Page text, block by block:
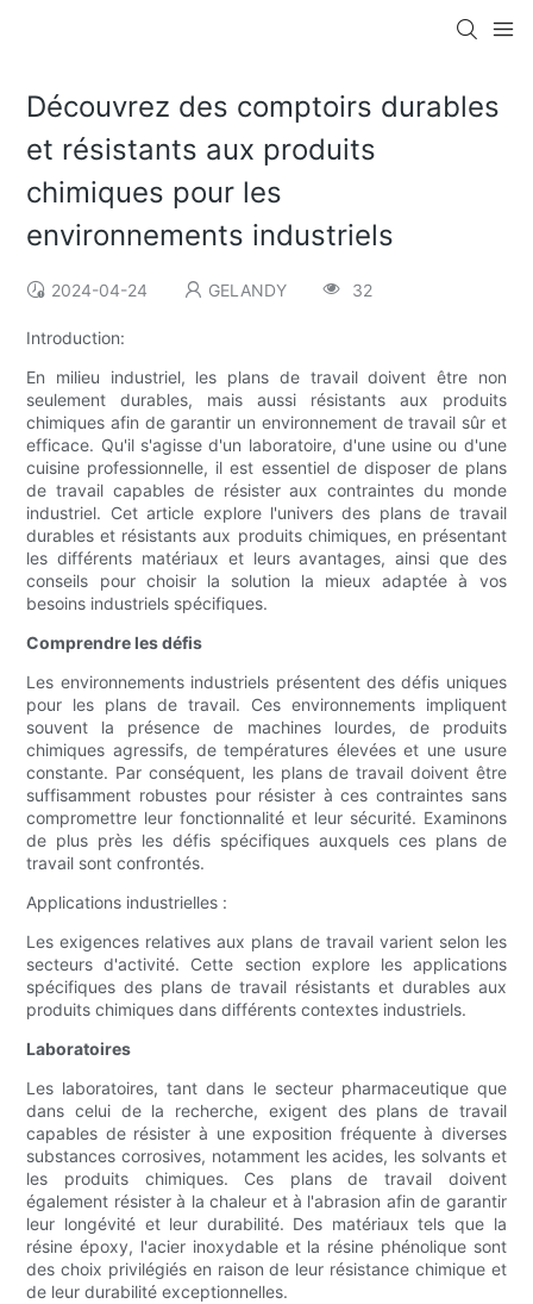
Découvrez des comptoirs durables
et résistants aux produits
chimiques pour les
environnements industriels
2024-04-24 GELANDY 32
Introduction:
En milieu industriel, les plans de travail doivent être non
seulement durables, mais aussi résistants aux produits
chimiques afin de garantir un environnement de travail sûr et
efficace. Qu'il s'agisse d'un laboratoire, d'une usine ou d'une
cuisine professionnelle, il est essentiel de disposer de plans
de travail capables de résister aux contraintes du monde
industriel. Cet article explore l'univers des plans de travail
durables et résistants aux produits chimiques, en présentant
les différents matériaux et leurs avantages, ainsi que des
conseils pour choisir la solution la mieux adaptée à vos
besoins industriels spécifiques.
Comprendre les défis
Les environnements industriels présentent des défis uniques
pour les plans de travail. Ces environnements impliquent
souvent la présence de machines lourdes, de produits
chimiques agressifs, de températures élevées et une usure
constante. Par conséquent, les plans de travail doivent être
suffisamment robustes pour résister à ces contraintes sans
compromettre leur fonctionnalité et leur sécurité. Examinons
de plus près les défis spécifiques auxquels ces plans de
travail sont confrontés.
Applications industrielles :
Les exigences relatives aux plans de travail varient selon les
secteurs d'activité. Cette section explore les applications
spécifiques des plans de travail résistants et durables aux
produits chimiques dans différents contextes industriels.
Laboratoires
Les laboratoires, tant dans le secteur pharmaceutique que
dans celui de la recherche, exigent des plans de travail
capables de résister à une exposition fréquente à diverses
substances corrosives, notamment les acides, les solvants et
les produits chimiques. Ces plans de travail doivent
également résister à la chaleur et à l'abrasion afin de garantir
leur longévité et leur durabilité. Des matériaux tels que la
résine époxy, l'acier inoxydable et la résine phénolique sont
des choix privilégiés en raison de leur résistance chimique et
de leur durabilité exceptionnelles.